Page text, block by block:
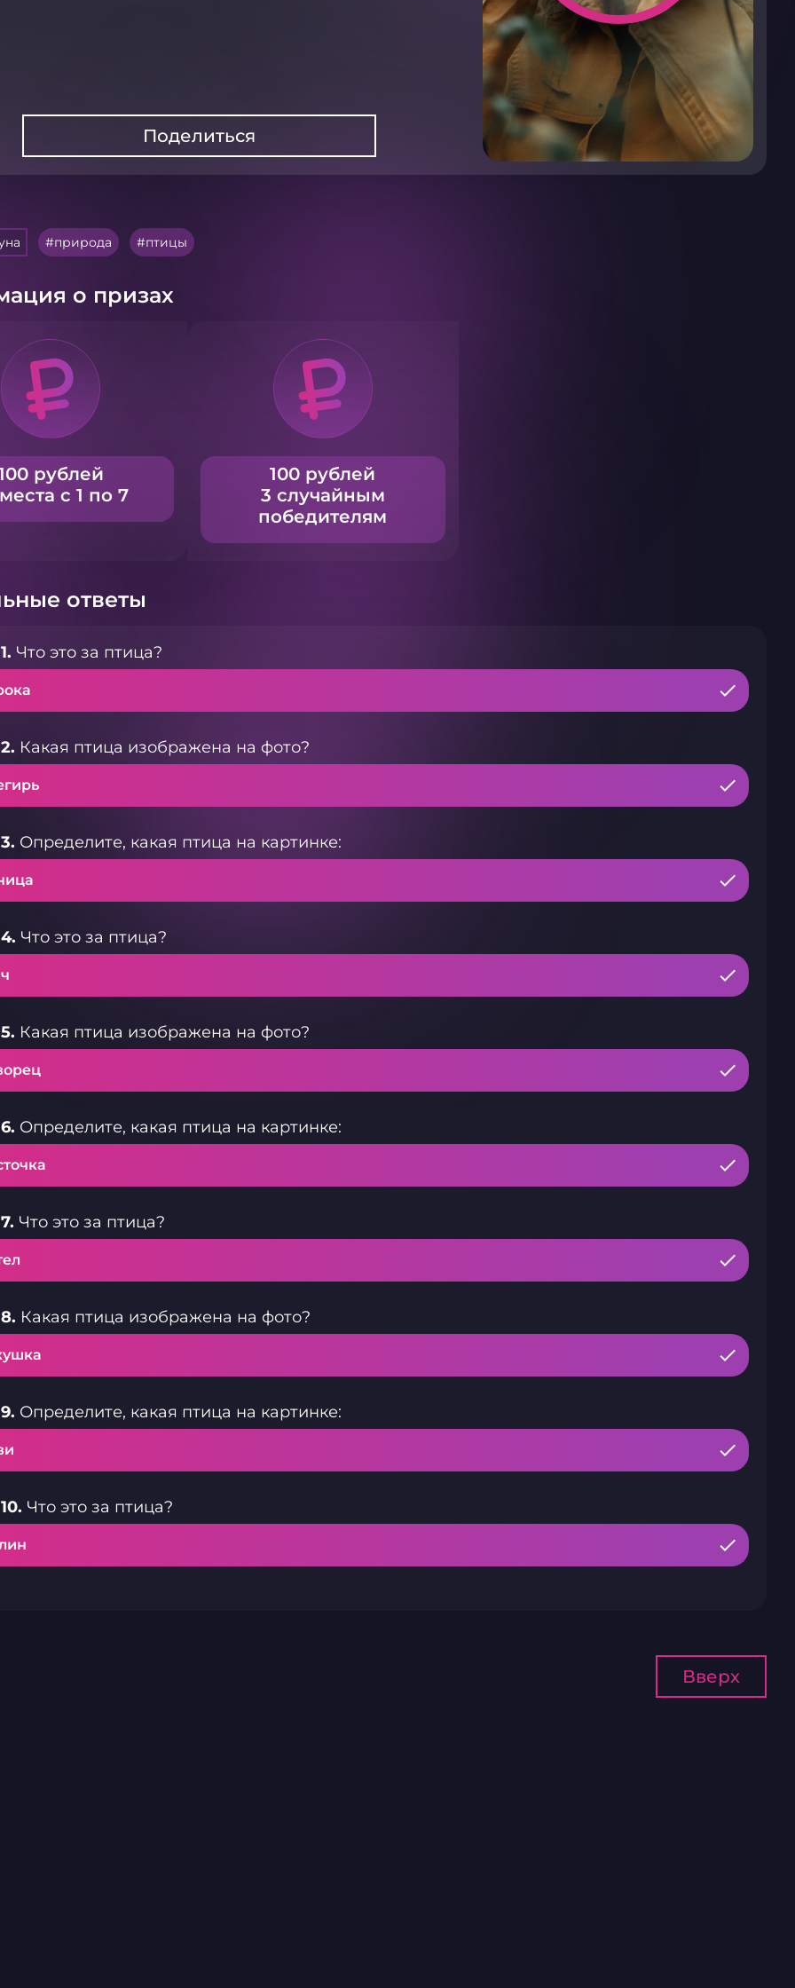
Поделиться
природа птицы
о призах
рублей
с 1 по 7
100 рублей
3 случайным
победителям
ответы
Что это за птица?
Какая птица изображена на фото?
Определите, какая птица на картинке:
Что это за птица?
Какая птица изображена на фото?
Определите, какая птица на картинке:
Что это за птица?
Какая птица изображена на фото?
Определите, какая птица на картинке:
Что это за птица?
Вверх